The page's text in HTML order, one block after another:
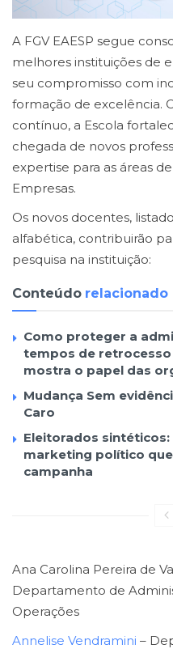
A FGV EAESP segue
melhores instituições de
seu compromisso com
formação de excelência.
contínuo, a Escola
chegada de novos
expertise para as áreas
Empresas.
Os novos docentes,
alfabética, contribuirão
pesquisa na instituição:
Conteúdo relacionado
Como proteger a
tempos de
mostra o papel das
Mudança Sem
Caro
Eleitorados
marketing político
campanha
Ana Carolina Pereira de
Departamento de
Operações
Annelise Vendramini –